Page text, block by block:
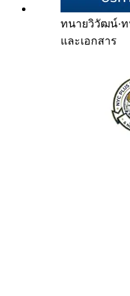
ทนายวิวัฒน์·ท
และเอกสาร